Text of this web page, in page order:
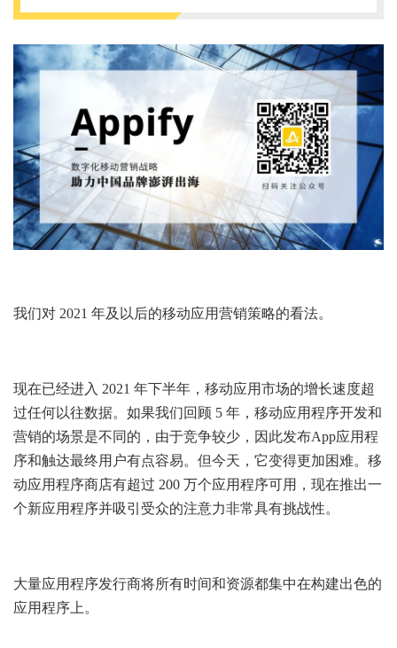
我们对 2021 年及以后的移动应用营销策略的看法。
现在已经进入 2021 年下半年，移动应用市场的增长速度超
过任何以往数据。如果我们回顾 5 年，移动应用程序开发和
营销的场景是不同的，由于竞争较少，因此发布App应用程
序和触达最终用户有点容易。但今天，它变得更加困难。移
动应用程序商店有超过 200 万个应用程序可用，现在推出一
个新应用程序并吸引受众的注意力非常具有挑战性。
大量应用程序发行商将所有时间和资源都集中在构建出色的
应用程序上。